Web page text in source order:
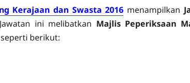
Kerajaan dan Swasta 2016 menampilkan
ini melibatkan Majlis Peperiksaan
berikut: